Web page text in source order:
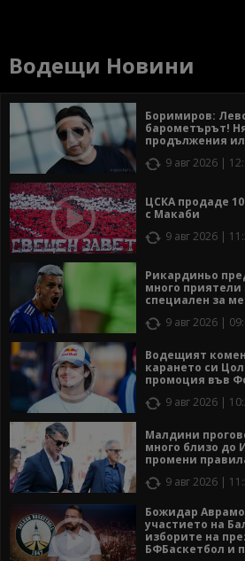
Водещи Новини
Боримиров:
барометърът!
продължения
9 авг 2026 |
ЦСКА продаде
с Макаби
9 авг 2026 |
Рикардиньо
много приятели
специален за
9 авг 2026 |
Водещият
карането си
промоция във
9 авг 2026 |
Малдини
много близо до
промени
9 авг 2026 |
Божидар
участието на
изборите на
БФБаскетбол и